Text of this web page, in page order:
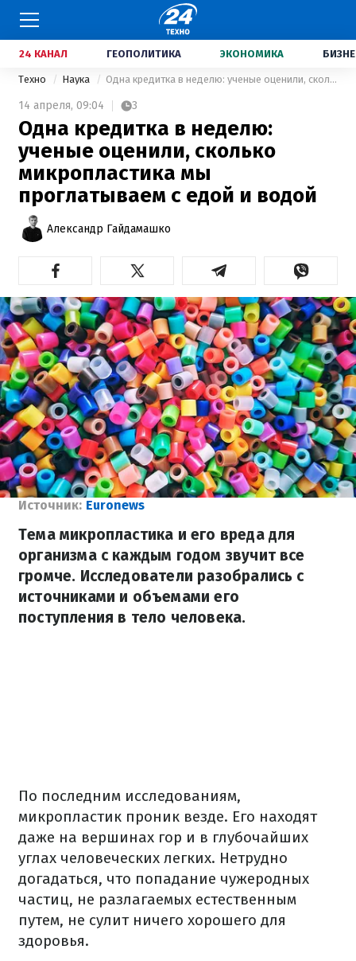
24 КАНАЛ ГЕОПОЛИТИКА ЭКОНОМИКА
Техно Наука Одна кредитка в неделю: ученые оценили, сколько микропластика мы проглатываем с едой и водой
14 апреля, 09:04 3
Одна кредитка в неделю:
ученые оценили, сколько
микропластика мы
проглатываем с едой и водой
Александр Гайдамашко
Источник: Euronews
Тема микропластика и его вреда для
организма с каждым годом звучит все
громче. Исследователи разобрались с
источниками и объемами его
поступления в тело человека.
По последним исследованиям,
микропластик проник везде. Его находят
даже на вершинах гор и в глубочайших
углах человеческих легких. Нетрудно
догадаться, что попадание чужеродных
частиц, не разлагаемых естественным
путем, не сулит ничего хорошего для
здоровья.